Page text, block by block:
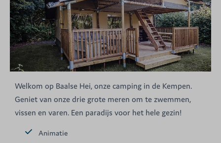
Welkom op Baalse Hei, onze camping in de Kempen.
Geniet van onze drie grote meren om te zwemmen,
vissen en varen. Een paradijs voor het hele gezin!
Animatie